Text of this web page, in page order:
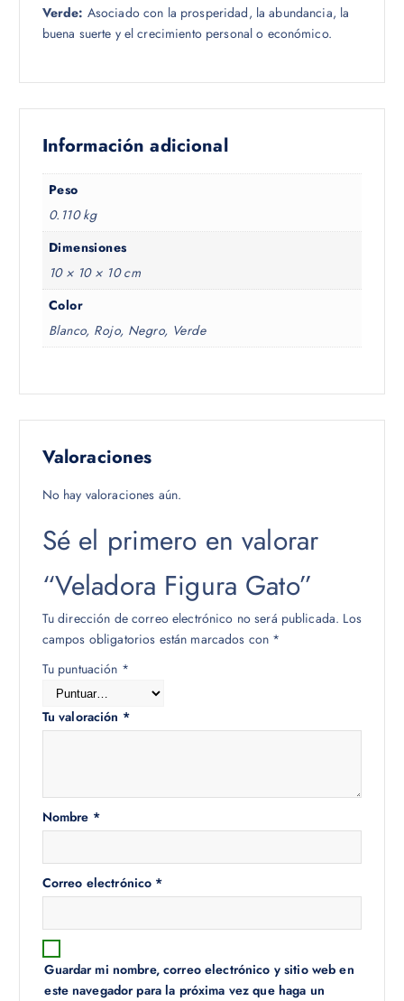
Verde: Asociado con la prosperidad, la abundancia, la
buena suerte y el crecimiento personal o económico.
Información adicional
Peso
0.110 kg
Dimensiones
10 × 10 × 10 cm
Color
Blanco, Rojo, Negro, Verde
Valoraciones
No hay valoraciones aún.
Sé el primero en valorar
“Veladora Figura Gato”
Tu dirección de correo electrónico no será publicada. Los
campos obligatorios están marcados con *
Tu puntuación *
Tu valoración *
Nombre *
Correo electrónico *
Guardar mi nombre, correo electrónico y sitio web en
este navegador para la próxima vez que haga un